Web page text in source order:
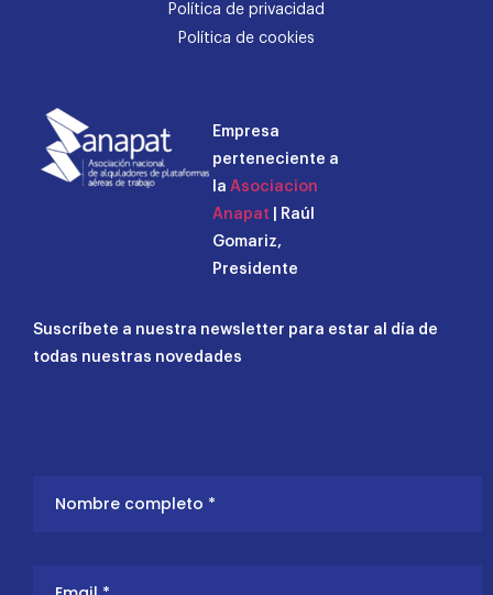
Política de privacidad
Política de cookies
Empresa
perteneciente a
la Asociacion
Anapat | Raúl
Gomariz,
Presidente
Suscríbete a nuestra newsletter para estar al día de
todas nuestras novedades